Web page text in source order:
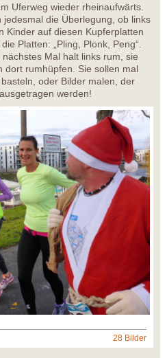
Uferweg wieder rheinaufwärts.
die Überlegung, ob links
Kinder auf diesen Kupferplatten
Platten: „Pling, Plonk, Peng“.
Mal halt links rum, sie
dort rumhüpfen. Sie sollen mal
oder Bilder malen, der
werden!
28 Bilder